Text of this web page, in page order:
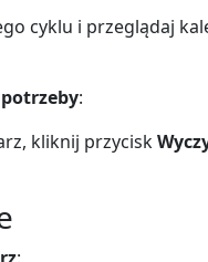
cyklu i przeglądaj
:
kliknij przycisk